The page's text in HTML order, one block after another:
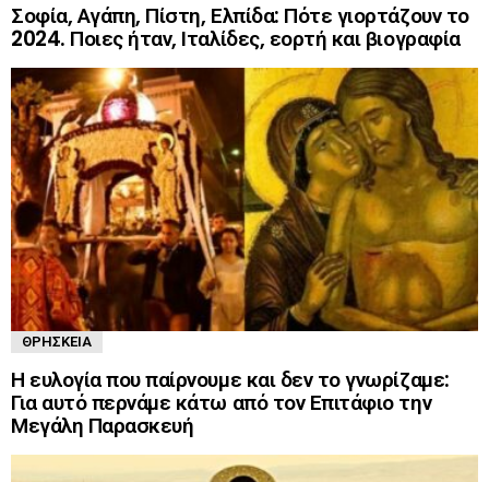
Σοφία, Αγάπη, Πίστη, Ελπίδα: Πότε γιορτάζουν το
2024. Ποιες ήταν, Ιταλίδες, εορτή και βιογραφία
ΘΡΗΣΚΕΊΑ
Η ευλογία που παίρνουμε και δεν το γνωρίζαμε:
Για αυτό περνάμε κάτω από τον Επιτάφιο την
Μεγάλη Παρασκευή